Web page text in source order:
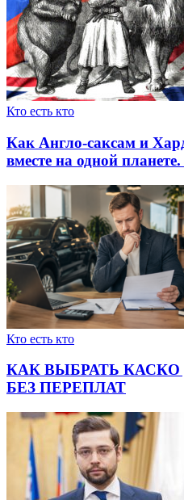
Кто есть кто
Как Англо-саксам и
вместе на одной
Кто есть кто
КАК ВЫБРАТЬ
БЕЗ ПЕРЕПЛАТ